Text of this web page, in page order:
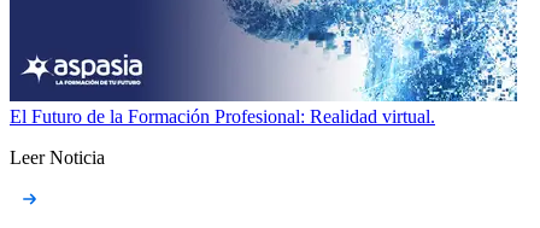
El Futuro de la Formación Profesional: Realidad virtual.
Leer Noticia